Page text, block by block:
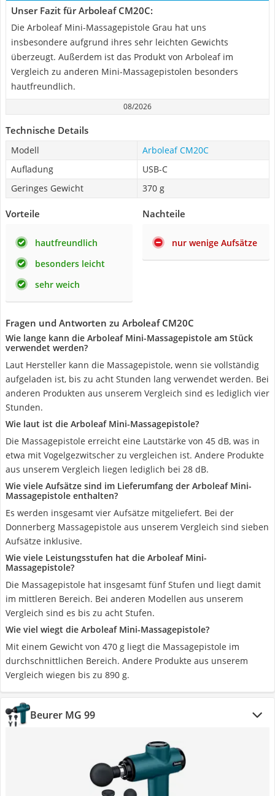
Unser Fazit für Arboleaf CM20C:
Die Arboleaf Mini-Massagepistole Grau hat uns
insbesondere aufgrund ihres sehr leichten Gewichts
überzeugt. Außerdem ist das Produkt von Arboleaf im
Vergleich zu anderen Mini-Massagepistolen besonders
hautfreundlich.
08/2026
Technische Details
Modell
Arboleaf CM20C
Aufladung
USB-C
Geringes Gewicht
370 g
Vorteile
hautfreundlich
besonders leicht
sehr weich
Nachteile
nur wenige Aufsätze
Fragen und Antworten zu Arboleaf CM20C
Wie lange kann die Arboleaf Mini-Massagepistole am Stück
verwendet werden?
Laut Hersteller kann die Massagepistole, wenn sie vollständig
aufgeladen ist, bis zu acht Stunden lang verwendet werden. Bei
anderen Produkten aus unserem Vergleich sind es lediglich vier
Stunden.
Wie laut ist die Arboleaf Mini-Massagepistole?
Die Massagepistole erreicht eine Lautstärke von 45 dB, was in
etwa mit Vogelgezwitscher zu vergleichen ist. Andere Produkte
aus unserem Vergleich liegen lediglich bei 28 dB.
Wie viele Aufsätze sind im Lieferumfang der Arboleaf Mini-
Massagepistole enthalten?
Es werden insgesamt vier Aufsätze mitgeliefert. Bei der
Donnerberg Massagepistole aus unserem Vergleich sind sieben
Aufsätze inklusive.
Wie viele Leistungsstufen hat die Arboleaf Mini-
Massagepistole?
Die Massagepistole hat insgesamt fünf Stufen und liegt damit
im mittleren Bereich. Bei anderen Modellen aus unserem
Vergleich sind es bis zu acht Stufen.
Wie viel wiegt die Arboleaf Mini-Massagepistole?
Mit einem Gewicht von 470 g liegt die Massagepistole im
durchschnittlichen Bereich. Andere Produkte aus unserem
Vergleich wiegen bis zu 890 g.
Beurer MG 99